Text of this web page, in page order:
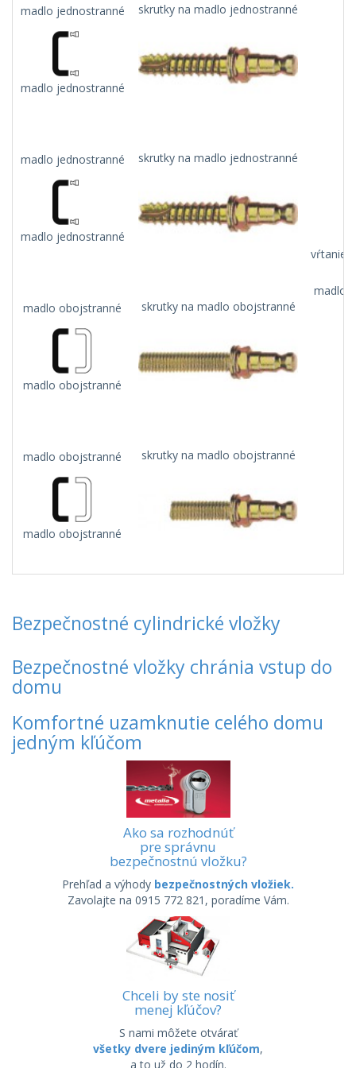
madlo jednostranné
madlo jednostranné
skrutky na madlo jednostranné
madlo jednostranné
madlo jednostranné
skrutky na madlo jednostranné
vŕtanie
madlo obojstranné
madlo obojstranné
skrutky na madlo obojstranné
madlo
madlo obojstranné
madlo obojstranné
skrutky na madlo obojstranné
Bezpečnostné cylindrické vložky
Bezpečnostné vložky chránia vstup do
domu
Komfortné uzamknutie celého domu
jedným kľúčom
Ako sa rozhodnúť
pre správnu
bezpečnostnú vložku?
Prehľad a výhody bezpečnostných vložiek.
Zavolajte na 0915 772 821, poradíme Vám.
Chceli by ste nosiť
menej kľúčov?
S nami môžete otvárať
všetky dvere jediným kľúčom,
a to už do 2 hodín.